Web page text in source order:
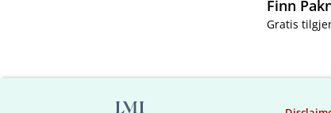
Finn
Gratis